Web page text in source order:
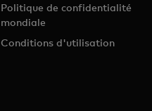
Politique de confidentialité
mondiale
Conditions d'utilisation